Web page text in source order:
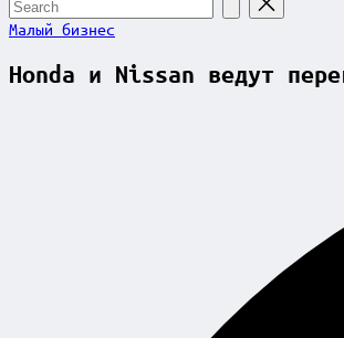
for:
Posted
Малый бизнес
Honda и Nissan ведут